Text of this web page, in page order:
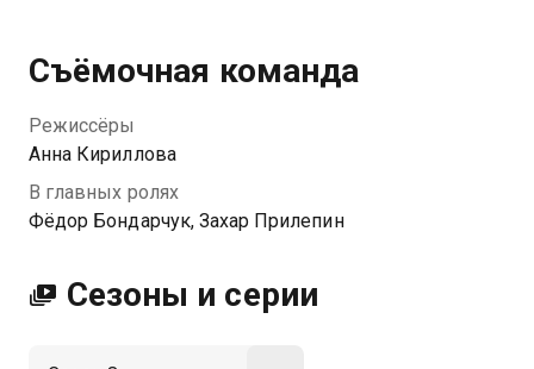
Съёмочная команда
Режиссёры
Анна Кириллова
В главных ролях
Фёдор Бондарчук, Захар Прилепин
Сезоны и серии